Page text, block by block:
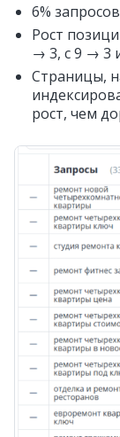
6%
Рост
→ 3, с 9 → 3
Страницы,
рост, чем